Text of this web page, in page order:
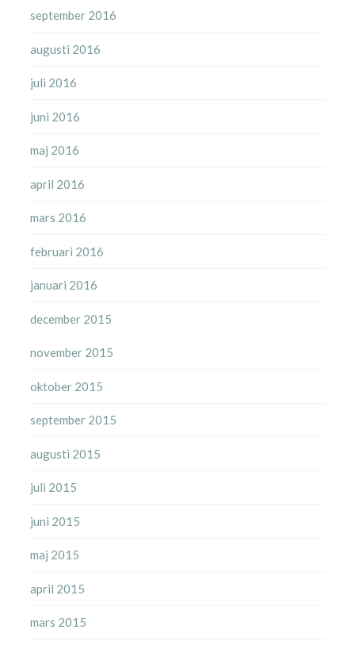
september 2016
augusti 2016
juli 2016
juni 2016
maj 2016
april 2016
mars 2016
februari 2016
januari 2016
december 2015
november 2015
oktober 2015
september 2015
augusti 2015
juli 2015
juni 2015
maj 2015
april 2015
mars 2015